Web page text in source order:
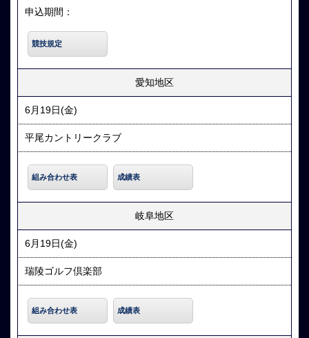
申込期間：
競技規定
愛知地区
6月19日(金)
平尾カントリークラブ
組み合わせ表 成績表
岐阜地区
6月19日(金)
瑞陵ゴルフ倶楽部
組み合わせ表 成績表